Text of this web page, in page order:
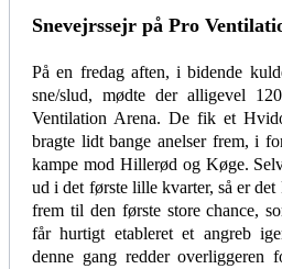
Snevejrssejr på Pro
På en fredag aften, i bidende
sne/slud, mødte der alligevel
Ventilation Arena. De fik et
bragte lidt bange anelser frem, i
kampe mod Hillerød og Køge.
ud i det første lille kvarter, så er
frem til den første store chance,
får hurtigt etableret et angreb
denne gang redder